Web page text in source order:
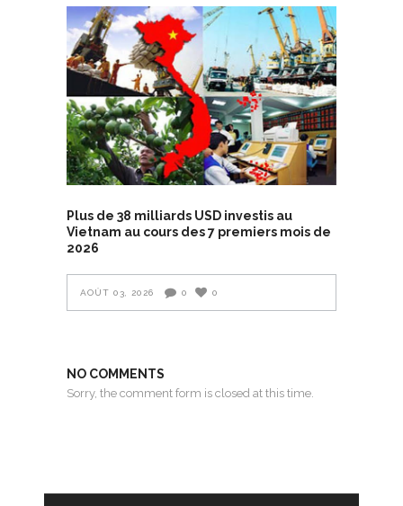
Plus de 38 milliards USD investis au
Vietnam au cours des 7 premiers mois de
2026
AOÛT 03, 2026 0 0
NO COMMENTS
Sorry, the comment form is closed at this time.